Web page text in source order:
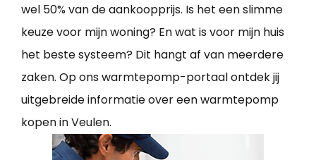
wel 50% van de aankoopprijs. Is het een slimme
keuze voor mijn woning? En wat is voor mijn huis
het beste systeem? Dit hangt af van meerdere
zaken. Op ons warmtepomp-portaal ontdek jij
uitgebreide informatie over een warmtepomp
kopen in Veulen.